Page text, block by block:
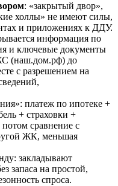
: «закрытый двор»,
холлы» не имеют силы,
и приложениях к ДДУ.
информация по
и ключевые документы
(наш.дом.рф) до
с разрешением на
платеж по ипотеке +
+ страховки +
сравнение с
ЖК, меньшая
закладывают
запаса на простой,
спроса.